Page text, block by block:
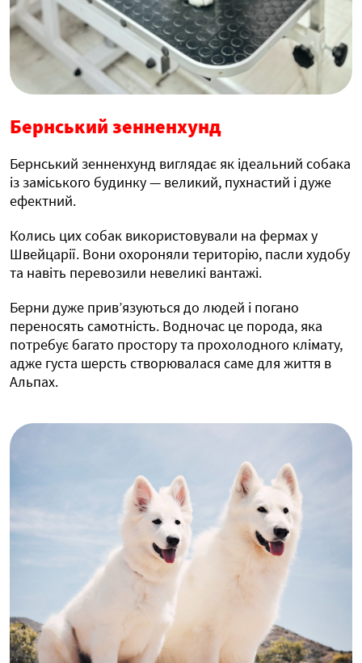
Бернський зенненхунд
Бернський зенненхунд виглядає як ідеальний собака
із заміського будинку — великий, пухнастий і дуже
ефектний.
Колись цих собак використовували на фермах у
Швейцарії. Вони охороняли територію, пасли худобу
та навіть перевозили невеликі вантажі.
Берни дуже прив’язуються до людей і погано
переносять самотність. Водночас це порода, яка
потребує багато простору та прохолодного клімату,
адже густа шерсть створювалася саме для життя в
Альпах.